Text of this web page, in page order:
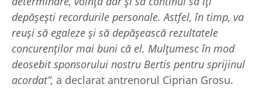
depășești recordurile personale. Astfel, în timp, va
reuși să egaleze și să depășească rezultatele
concurenților mai buni că el. Mulțumesc în mod
deosebit sponsorului nostru Bertis pentru sprijinul
acordat”, a declarat antrenorul Ciprian Grosu.